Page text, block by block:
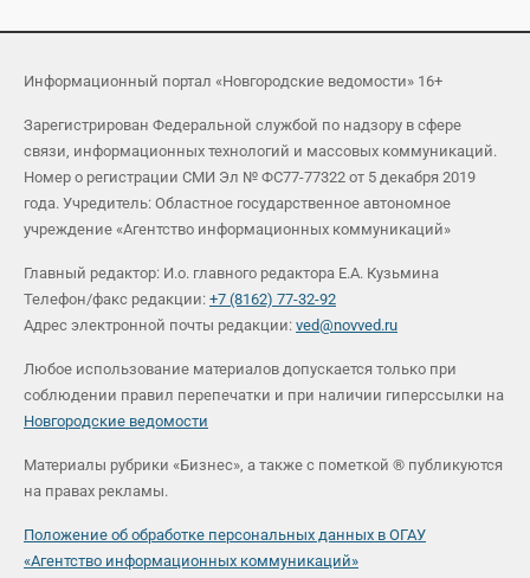
Информационный портал «Новгородские ведомости» 16+
Зарегистрирован Федеральной службой по надзору в сфере
связи, информационных технологий и массовых коммуникаций.
Номер о регистрации СМИ Эл № ФС77-77322 от 5 декабря 2019
года. Учредитель: Областное государственное автономное
учреждение «Агентство информационных коммуникаций»
Главный редактор: И.о. главного редактора Е.А. Кузьмина
Телефон/факс редакции: +7 (8162) 77-32-92
Адрес электронной почты редакции: ved@novved.ru
Любое использование материалов допускается только при
соблюдении правил перепечатки и при наличии гиперссылки на
Новгородские ведомости
Материалы рубрики «Бизнес», а также с пометкой ® публикуются
на правах рекламы.
Положение об обработке персональных данных в ОГАУ
«Агентство информационных коммуникаций»